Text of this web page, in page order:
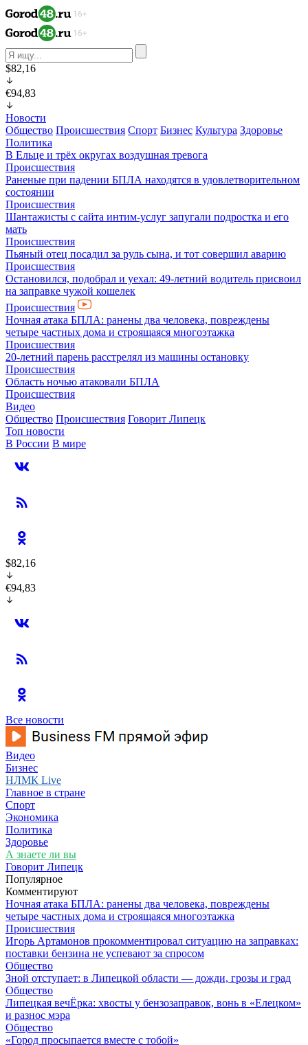
$82,16
€94,83
Новости
Общество Происшествия Спорт Бизнес Культура Здоровье
Политика
В Ельце и трёх округах воздушная тревога
Происшествия
Раненые при падении БПЛА находятся в удовлетворительном
состоянии
Происшествия
Шантажисты с сайта интим-услуг запугали подростка и его
мать
Происшествия
Пьяный отец посадил за руль сына, и тот совершил аварию
Происшествия
Остановился, подобрал и уехал: 49-летний водитель присвоил
на заправке чужой кошелек
Происшествия
Ночная атака БПЛА: ранены два человека, повреждены
четыре частных дома и строящаяся многоэтажка
Происшествия
20-летний парень расстрелял из машины остановку
Происшествия
Область ночью атаковали БПЛА
Происшествия
Видео
Общество Происшествия Говорит Липецк
Топ новости
В России В мире
$82,16
€94,83
Все новости
Видео
Бизнес
НЛМК Live
Главное в стране
Спорт
Экономика
Политика
Здоровье
А знаете ли вы
Говорит Липецк
Популярное
Комментируют
Ночная атака БПЛА: ранены два человека, повреждены
четыре частных дома и строящаяся многоэтажка
Происшествия
Игорь Артамонов прокомментировал ситуацию на заправках:
поставки бензина не успевают за спросом
Общество
Зной отступает: в Липецкой области — дожди, грозы и град
Общество
Липецкая вечЁрка: хвосты у бензозаправок, вонь в «Елецком»
и разнос мэра
Общество
«Город просыпается вместе с тобой»